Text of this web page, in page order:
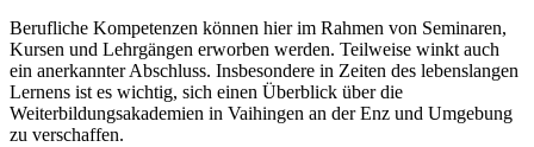
Berufliche Kompetenzen können hier im Rahmen von Seminaren,
Kursen und Lehrgängen erworben werden. Teilweise winkt auch
ein anerkannter Abschluss. Insbesondere in Zeiten des lebenslangen
Lernens ist es wichtig, sich einen Überblick über die
Weiterbildungsakademien in Vaihingen an der Enz und Umgebung
zu verschaffen.